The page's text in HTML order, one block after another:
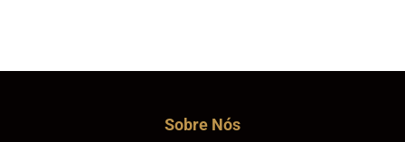
Sobre Nós